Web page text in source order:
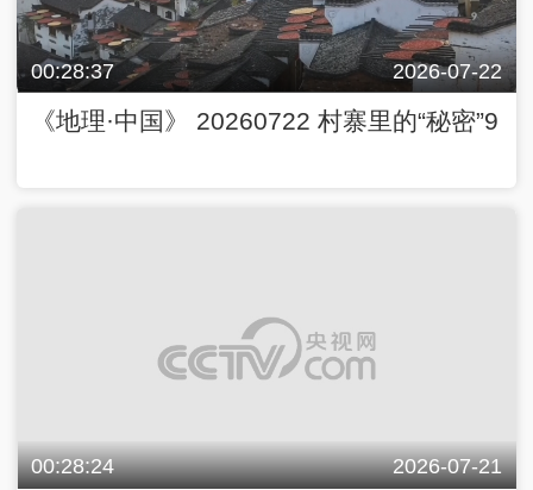
00:28:37 2026-07-22
《地理·中国》 20260722 村寨里的“秘密”9
00:28:24 2026-07-21